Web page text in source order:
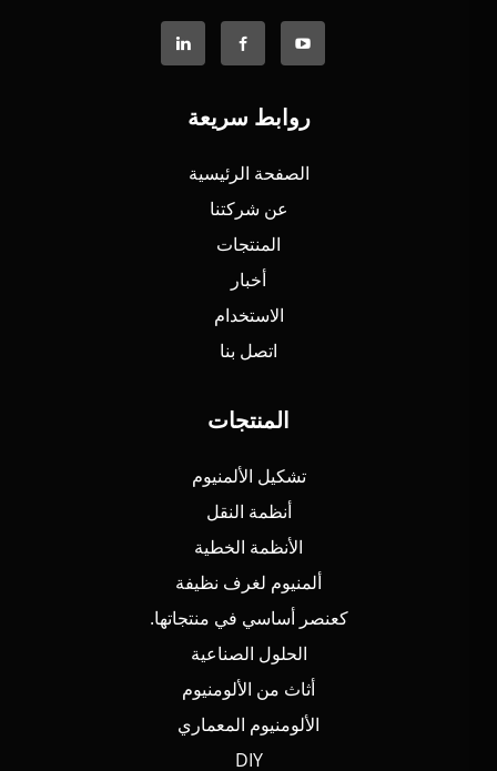
روابط سريعة
الصفحة الرئيسية
عن شركتنا
المنتجات
أخبار
الاستخدام
اتصل بنا
المنتجات
تشكيل الألمنيوم
أنظمة النقل
الأنظمة الخطية
ألمنيوم لغرف نظيفة
كعنصر أساسي في منتجاتها.
الحلول الصناعية
أثاث من الألومنيوم
الألومنيوم المعماري
DIY